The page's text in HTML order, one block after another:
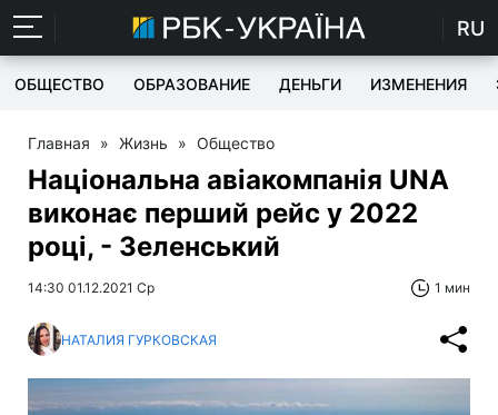
RU
ОБЩЕСТВО ОБРАЗОВАНИЕ ДЕНЬГИ ИЗМЕНЕНИЯ
Главная » Жизнь » Общество
Національна авіакомпанія UNA
виконає перший рейс у 2022
році, - Зеленський
14:30 01.12.2021 Ср 1 мин
НАТАЛИЯ ГУРКОВСКАЯ